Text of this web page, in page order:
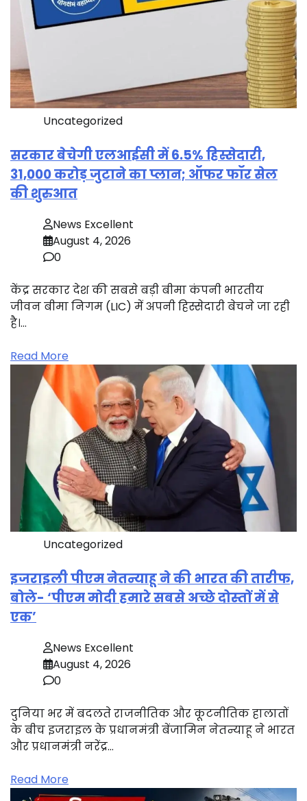
Uncategorized
सरकार बेचेगी एलआईसी में 6.5% हिस्सेदारी,
31,000 करोड़ जुटाने का प्लान; ऑफर फॉर सेल
की शुरुआत
News Excellent
August 4, 2026
0
केंद्र सरकार देश की सबसे बड़ी बीमा कंपनी भारतीय
जीवन बीमा निगम (LIC) में अपनी हिस्सेदारी बेचने जा रही
है।…
Read More
Uncategorized
इजराइली पीएम नेतन्याहू ने की भारत की तारीफ,
बोले- ‘पीएम मोदी हमारे सबसे अच्छे दोस्तों में से
एक’
News Excellent
August 4, 2026
0
दुनिया भर में बदलते राजनीतिक और कूटनीतिक हालातों
के बीच इजराइल के प्रधानमंत्री बेंजामिन नेतन्याहू ने भारत
और प्रधानमंत्री नरेंद्र…
Read More